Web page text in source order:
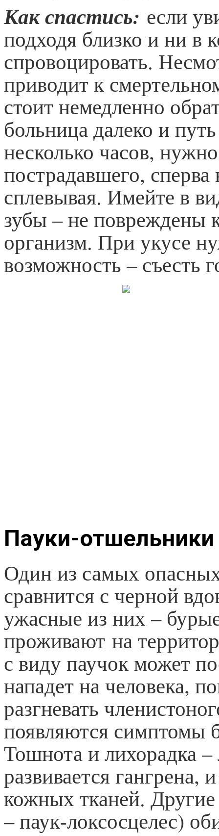
Как спастись: если
подходя близко и ни в
спровоцировать.
приводит к
стоит немедленно
больница далеко и
несколько часов,
пострадавшего,
сплевывая. Имейте в
зубы – не повреждены
организм. При укусе
возможность – съесть
Пауки-отшельники
Один из самых
сравнится с черной
ужасные из них –
проживают на
с виду паучок может
нападет на человека,
разгневать
появляются симптомы
Тошнота и лихорадка
развивается гангрена,
кожных тканей.
– паук-локсосцелес)